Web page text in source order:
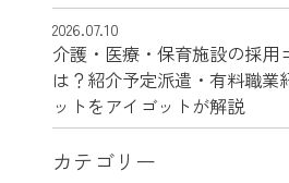
2026.07.10
介護・医療・保育施設の採用
は？紹介予定派遣・有料職業
ットをアイゴットが解説
カテゴリー